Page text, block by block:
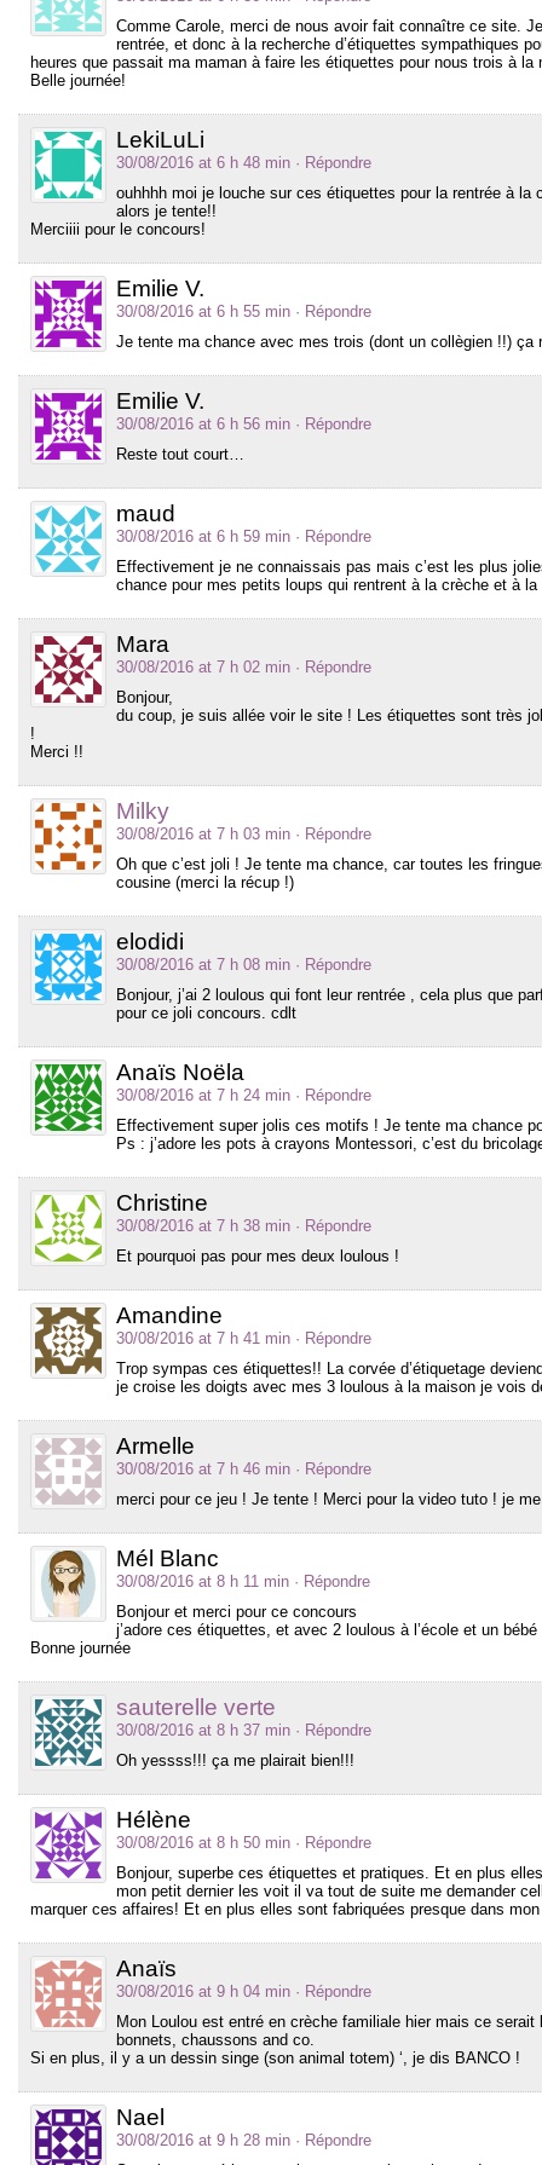
Comme Carole, merci de nous avoir fait connaître ce site.
rentrée, et donc à la recherche d’étiquettes sympathiques
heures que passait ma maman à faire les étiquettes pour nous trois à
Belle journée!
LekiLuLi
30/08/2016 at 6 h 48 min · Répondre
ouhhhh moi je louche sur ces étiquettes pour la rentrée à la
alors je tente!!
Merciiii pour le concours!
Emilie V.
30/08/2016 at 6 h 55 min · Répondre
Je tente ma chance avec mes trois (dont un collègien !!)
Emilie V.
30/08/2016 at 6 h 56 min · Répondre
Reste tout court…
maud
30/08/2016 at 6 h 59 min · Répondre
Effectivement je ne connaissais pas mais c’est les plus
chance pour mes petits loups qui rentrent à la crèche et à la
Mara
30/08/2016 at 7 h 02 min · Répondre
Bonjour,
du coup, je suis allée voir le site ! Les étiquettes sont très
!
Merci !!
Milky
30/08/2016 at 7 h 03 min · Répondre
Oh que c’est joli ! Je tente ma chance, car toutes les
cousine (merci la récup !)
elodidi
30/08/2016 at 7 h 08 min · Répondre
Bonjour, j’ai 2 loulous qui font leur rentrée , cela plus que
pour ce joli concours. cdlt
Anaïs Noëla
30/08/2016 at 7 h 24 min · Répondre
Effectivement super jolis ces motifs ! Je tente ma chance
Ps : j’adore les pots à crayons Montessori, c’est du
Christine
30/08/2016 at 7 h 38 min · Répondre
Et pourquoi pas pour mes deux loulous !
Amandine
30/08/2016 at 7 h 41 min · Répondre
Trop sympas ces étiquettes!! La corvée d’étiquetage
je croise les doigts avec mes 3 loulous à la maison je vois
Armelle
30/08/2016 at 7 h 46 min · Répondre
merci pour ce jeu ! Je tente ! Merci pour la video tuto ! je
Mél Blanc
30/08/2016 at 8 h 11 min · Répondre
Bonjour et merci pour ce concours
j’adore ces étiquettes, et avec 2 loulous à l’école et un
Bonne journée
sauterelle verte
30/08/2016 at 8 h 37 min · Répondre
Oh yessss!!! ça me plairait bien!!!
Hélène
30/08/2016 at 8 h 50 min · Répondre
Bonjour, superbe ces étiquettes et pratiques. Et en plus
mon petit dernier les voit il va tout de suite me demander
marquer ces affaires! Et en plus elles sont fabriquées presque dans
Anaïs
30/08/2016 at 9 h 04 min · Répondre
Mon Loulou est entré en crèche familiale hier mais ce
bonnets, chaussons and co.
Si en plus, il y a un dessin singe (son animal totem) ‘, je dis BANCO !
Nael
30/08/2016 at 9 h 28 min · Répondre